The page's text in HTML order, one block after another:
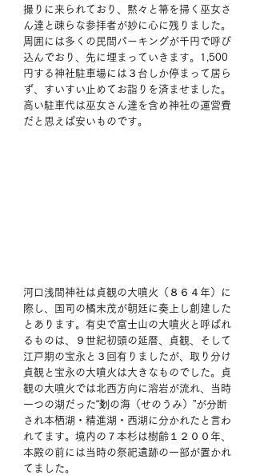
撮りに来られており、黙々と箒を掃く巫女さ
ん達と疎らな参拝者が妙に心に残りました。
周囲には多くの民間パーキングが千円で呼び
込んでおり、先に埋まっていきます。1,500
円する神社駐車場には３台しか停まって居ら
ず、すいすい止めてお詣りを済ませました。
高い駐車代は巫女さん達を含め神社の運営費
だと思えば安いものです。
河口浅間神社は貞観の大噴火（８６４年）に
際し、国司の橘末茂が朝廷に奏上し創建した
とあります。有史で富士山の大噴火と呼ばれ
るものは、９世紀初頭の延暦、貞観、そして
江戸期の宝永と３回有りましたが、取り分け
貞観と宝永の大噴火は大きなものでした。貞
観の大噴火では北西方向に溶岩が流れ、当時
一つの湖だった“剗の海（せのうみ）”が分断
され本栖湖・精進湖・西湖に分かれたと言わ
れてます。境内の７本杉は樹齢１２００年、
本殿の前には当時の祭祀遺跡の一部が置かれ
てました。